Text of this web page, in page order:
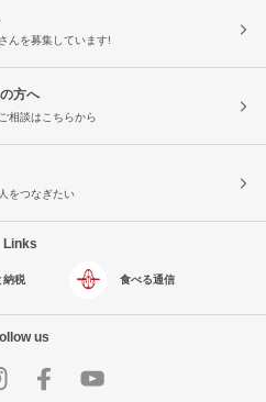
んを募集しています!
方へ
相談はこちらから
をつなぎたい
Links
納税 食べる通信
us